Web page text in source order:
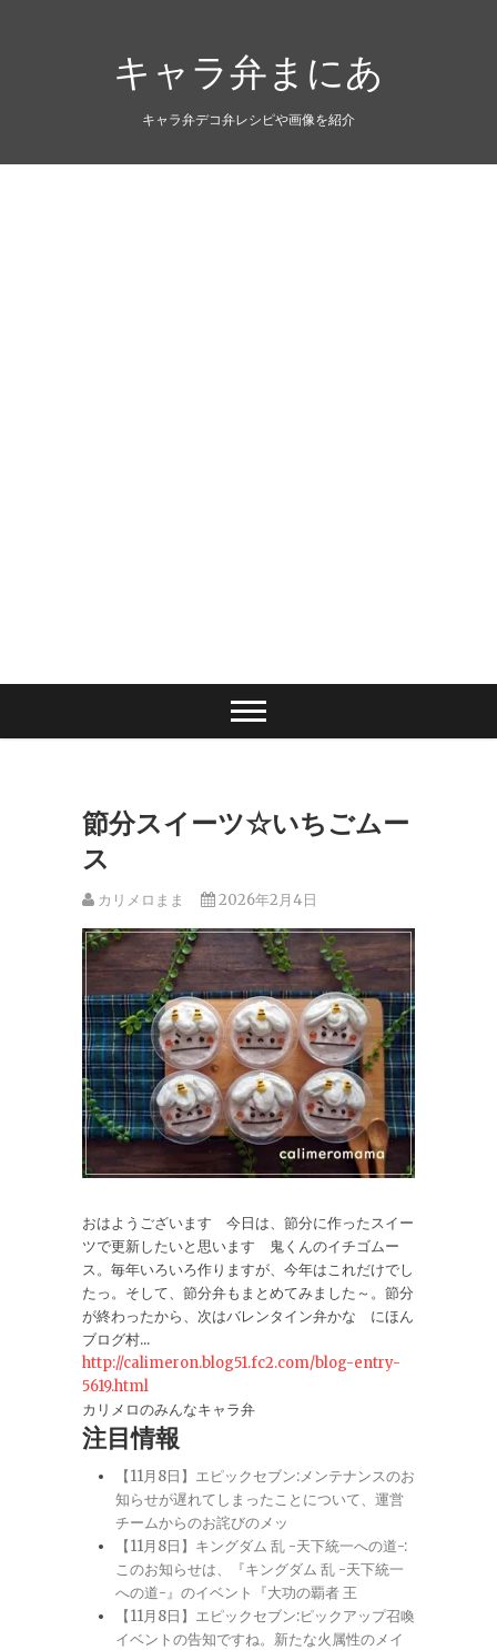
キャラ弁まにあ
キャラ弁デコ弁レシピや画像を紹介
節分スイーツ☆いちごムー
ス
カリメロまま 2026年2月4日
おはようございます 今日は、節分に作ったスイー
ツで更新したいと思います 鬼くんのイチゴムー
ス。毎年いろいろ作りますが、今年はこれだけでし
たっ。そして、節分弁もまとめてみました～。節分
が終わったから、次はバレンタイン弁かな にほん
ブログ村...
http://calimeron.blog51.fc2.com/blog-entry-
5619.html
カリメロのみんなキャラ弁
注目情報
【11月8日】エピックセブン:メンテナンスのお
知らせが遅れてしまったことについて、運営
チームからのお詫びのメッ
【11月8日】キングダム 乱 -天下統一への道-:
このお知らせは、『キングダム 乱 -天下統一
への道-』のイベント『大功の覇者 王
【11月8日】エピックセブン:ピックアップ召喚
イベントの告知ですね。新たな火属性のメイ